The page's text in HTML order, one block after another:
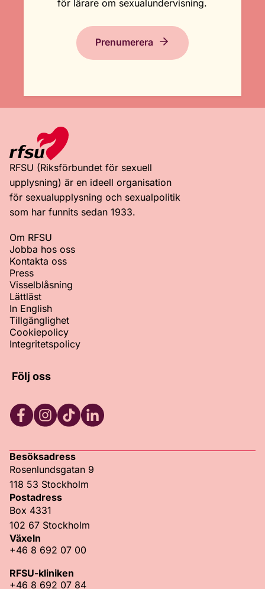
för lärare om sexualundervisning.
Prenumerera
RFSU (Riksförbundet för sexuell
upplysning) är en ideell organisation
för sexualupplysning och sexualpolitik
som har funnits sedan 1933.
Om RFSU
Jobba hos oss
Kontakta oss
Press
Visselblåsning
Lättläst
In English
Tillgänglighet
Cookiepolicy
Integritetspolicy
Följ oss
Besöksadress
Rosenlundsgatan 9
118 53 Stockholm
Postadress
Box 4331
102 67 Stockholm
Växeln
+46 8 692 07 00
RFSU-kliniken
+46 8 692 07 84